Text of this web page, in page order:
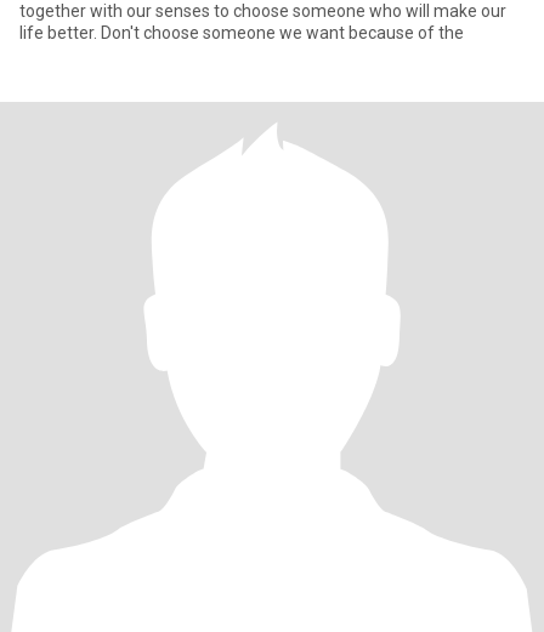
together with our senses to choose someone who will make our
life better. Don't choose someone we want because of the